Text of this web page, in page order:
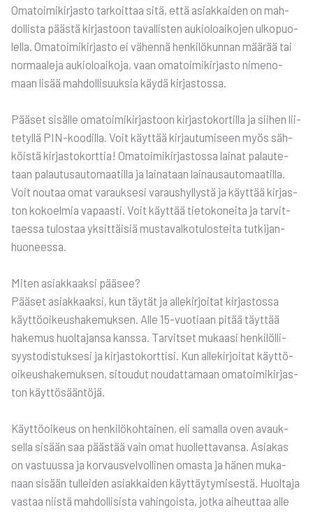
Oma­toi­mi­kir­jas­to tar­koit­taa sitä, että asiak­kai­den on mah­
dol­lis­ta pääs­tä kir­jas­toon taval­lis­ten aukio­loai­ko­jen ulko­puo­
lel­la. Oma­toi­mi­kir­jas­to ei vähen­nä hen­ki­lö­kun­nan mää­rää tai
nor­maa­le­ja aukio­loai­ko­ja, vaan oma­toi­mi­kir­jas­to nime­no­
maan lisää mah­dol­li­suuk­sia käy­dä kir­jas­tos­sa.
Pää­set sisäl­le oma­toi­mi­kir­jas­toon kir­jas­to­kor­til­la ja sii­hen lii­
te­tyl­lä PIN-koo­dil­la. Voit käyt­tää kir­jau­tu­mi­seen myös säh­
köis­tä kir­jas­to­kort­tia! Oma­toi­mi­kir­jas­tos­sa lai­nat palau­te­
taan palau­tusau­to­maa­til­la ja lai­na­taan lai­nausau­to­maa­til­la.
Voit nou­taa omat varauk­se­si varaus­hyl­lys­tä ja käyt­tää kir­jas­
ton kokoel­mia vapaas­ti. Voit käyt­tää tie­to­ko­nei­ta ja tar­vit­
taes­sa tulos­taa yksit­täi­siä mus­ta­val­ko­tu­los­tei­ta tut­ki­jan­
huo­nees­sa.
Miten asiak­kaak­si pää­see?
Pää­set asiak­kaak­si, kun täy­tät ja alle­kir­joi­tat kir­jas­tos­sa
käyt­tö­oi­keus­ha­ke­muk­sen. Alle 15-vuo­ti­aan pitää täyt­tää
hake­mus huol­ta­jan­sa kans­sa. Tar­vit­set mukaa­si hen­ki­löl­li­
syys­to­dis­tuk­se­si ja kir­jas­to­kort­ti­si. Kun alle­kir­joi­tat käyt­tö­
oi­keus­ha­ke­muk­sen, sitou­dut nou­dat­ta­maan oma­toi­mi­kir­jas­
ton käyt­tö­sään­tö­jä.
Käyt­tö­oi­keus on hen­ki­lö­koh­tai­nen, eli samal­la oven avauk­
sel­la sisään saa pääs­tää vain omat huol­let­ta­van­sa. Asia­kas
on vas­tuus­sa ja kor­vaus­vel­vol­li­nen omas­ta ja hänen muka­
naan sisään tul­lei­den asiak­kai­den käyt­täy­ty­mi­ses­tä. Huol­ta­ja
vas­taa niis­tä mah­dol­li­sis­ta vahin­gois­ta, jot­ka aiheut­taa alle